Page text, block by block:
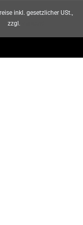
inkl. gesetzlicher USt.,
zzgl.